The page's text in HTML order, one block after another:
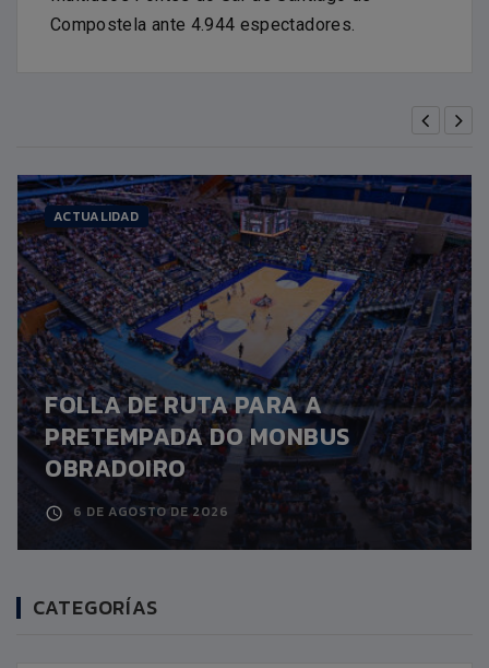
Compostela ante 4.944 espectadores.
ACTUALIDAD
FOLLA DE RUTA PARA A
PRETEMPADA DO MONBUS
OBRADOIRO
6 DE AGOSTO DE 2026
CATEGORÍAS